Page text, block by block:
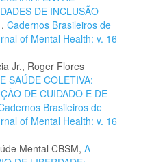
DE INCLUSÃO
, Cadernos Brasileiros de
of Mental Health: v. 16
Jr., Roger Flores
SAÚDE COLETIVA:
DE CUIDADO E DE
Brasileiros de
of Mental Health: v. 16
Mental CBSM, A